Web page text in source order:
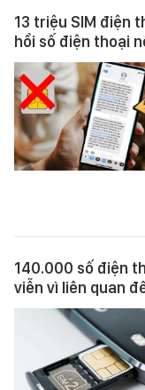
13 triệu SIM điện
hồi số điện thoại
140.000 số điện
viễn vì liên quan